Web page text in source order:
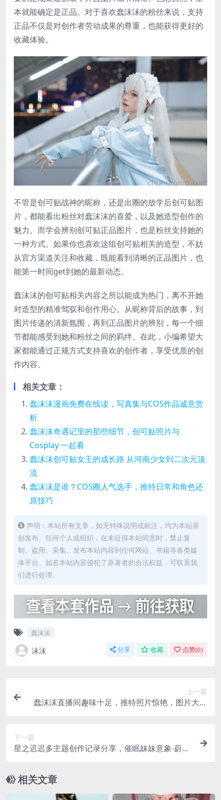
本就能确定是正品。对于喜欢蠢沫沫的粉丝来说，支持
正品不仅是对创作者劳动成果的尊重，也能获得更好的
收藏体验。
不管是创可贴战神的昵称，还是出圈的放学后创可贴图
片，都能看出粉丝对蠢沫沫的喜爱，以及她造型创作的
魅力。而学会辨别创可贴正品图片，也是粉丝支持她的
一种方式。如果你也喜欢这组创可贴相关的造型，不妨
从官方渠道关注和收藏，既能看到清晰的正品图片，也
能第一时间get到她的最新动态。
蠢沫沫的创可贴相关内容之所以能成为热门，离不开她
对造型的精准驾驭和创作用心。从昵称背后的故事，到
图片传递的清新氛围，再到正品图片的辨别，每一个细
节都能感受到她和粉丝之间的羁绊。在此，小编希望大
家都能通过正规方式支持喜欢的创作者，享受优质的创
作内容。
相关文章：
蠢沫沫漫画免费在线读，写真集与COS作品诚意赏
析
蠢沫沫奇遇记里的那些细节，创可贴照片与
Cosplay 一起看
蠢沫沫创可贴女王的成长路 从河南少女到二次元顶
流
蠢沫沫是谁？COS圈人气选手，推特日常和角色还
原技巧
声明：本站所有文章，如无特殊说明或标注，均为本站原
创发布。任何个人或组织，在未征得本站同意时，禁止复
制、盗用、采集、发布本站内容到任何网站、书籍等各类媒
体平台。如若本站内容侵犯了原著者的合法权益，可联系我
们进行处理。
蠢沫沫
沫沫 分享 收藏 点赞(0)
上一篇
蠢沫沫直播间趣味十足，推特照片惊艳，图片大全
下一篇
星之迟迟多主题创作记录分享，催眠妹妹意象-蔚蓝
相关文章